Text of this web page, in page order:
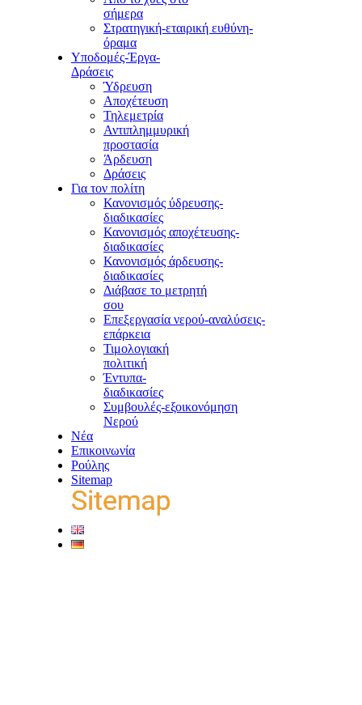
σήμερα
Στρατηγική-εταιρική ευθύνη-
όραμα
Υποδομές-Έργα-
Δράσεις
Ύδρευση
Αποχέτευση
Τηλεμετρία
Αντιπλημμυρική
προστασία
Άρδευση
Δράσεις
Για τον πολίτη
Κανονισμός ύδρευσης-
διαδικασίες
Κανονισμός αποχέτευσης-
διαδικασίες
Κανονισμός άρδευσης-
διαδικασίες
Διάβασε το μετρητή
σου
Επεξεργασία νερού-αναλύσεις-
επάρκεια
Τιμολογιακή
πολιτική
Έντυπα-
διαδικασίες
Συμβουλές-εξοικονόμηση
Νερού
Νέα
Επικοινωνία
Ρούλης
Sitemap